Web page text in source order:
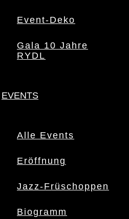
Event-Deko
Gala 10 Jahre
RYDL
EVENTS
Alle Events
Eröffnung
Jazz-Früschoppen
Biogramm